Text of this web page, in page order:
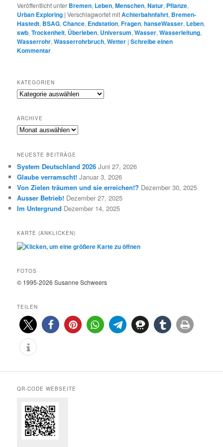
Veröffentlicht unter Bremen, Leben,Menschen,Natur, Pflanze,
Urban Exploring |Verschlagwortet mitAchterbahnfahrt, Bremen-
Hastedt, BSAG,Chance, Endstation,Fragen,hanseWasser, Leben,
swb,Trockenheit, Überleben, Universum,Wasser,Wasserleitung,
Wasserrohr,Wasserrohrbruch,Wetter |Schreibe einen
Kommentar
KATEGORIEN
K
e
g
e
n
ARCHIVE
A
H
I
V
E
NEUESTE BEITRÄGE
System Deutschland 2026 Juni 27, 2026
Glaube verramscht! Januar 3, 2026
Von Zielen träumen und sie erreichen!? Dezember 30, 2025
Ausser Betrieb! Dezember 27, 2025
Im Untergrund Dezember 14, 2025
KARTE (ANKLICKEN)
FOTOS
© 1995-2026 Susanne Schweers
TEILEN
QR-CODE WEBSEITE